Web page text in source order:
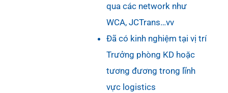
qua các network như
WCA, JCTrans…vv
Đã có kinh nghiệm tại vị trí
Trưởng phòng KD hoặc
tương đương trong lĩnh
vực logistics